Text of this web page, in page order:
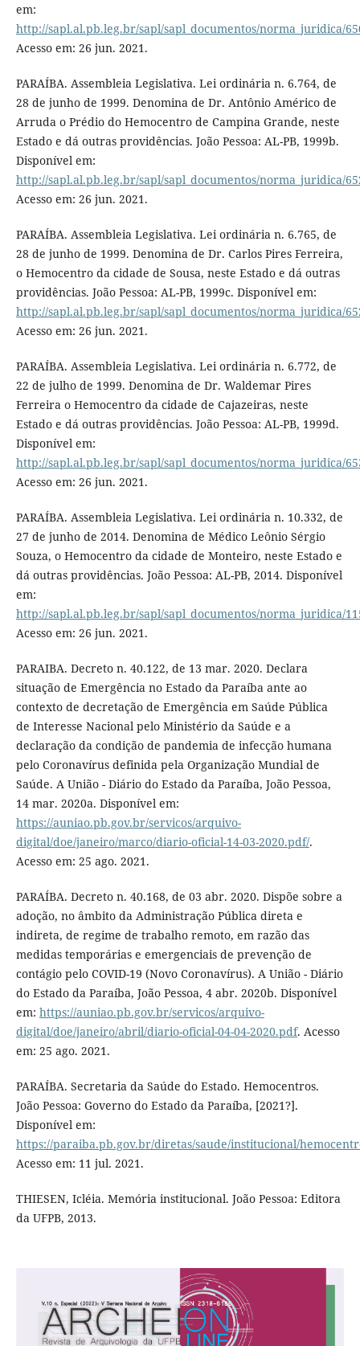
em:
http://sapl.al.pb.leg.br/sapl/sapl_documentos/norma_juridica/
Acesso em: 26 jun. 2021.
PARAÍBA. Assembleia Legislativa. Lei ordinária n. 6.764, de
28 de junho de 1999. Denomina de Dr. Antônio Américo de
Arruda o Prédio do Hemocentro de Campina Grande, neste
Estado e dá outras providências. João Pessoa: AL-PB, 1999b.
Disponível em:
http://sapl.al.pb.leg.br/sapl/sapl_documentos/norma_juridica/
Acesso em: 26 jun. 2021.
PARAÍBA. Assembleia Legislativa. Lei ordinária n. 6.765, de
28 de junho de 1999. Denomina de Dr. Carlos Pires Ferreira,
o Hemocentro da cidade de Sousa, neste Estado e dá outras
providências. João Pessoa: AL-PB, 1999c. Disponível em:
http://sapl.al.pb.leg.br/sapl/sapl_documentos/norma_juridica/
Acesso em: 26 jun. 2021.
PARAÍBA. Assembleia Legislativa. Lei ordinária n. 6.772, de
22 de julho de 1999. Denomina de Dr. Waldemar Pires
Ferreira o Hemocentro da cidade de Cajazeiras, neste
Estado e dá outras providências. João Pessoa: AL-PB, 1999d.
Disponível em:
http://sapl.al.pb.leg.br/sapl/sapl_documentos/norma_juridica/
Acesso em: 26 jun. 2021.
PARAÍBA. Assembleia Legislativa. Lei ordinária n. 10.332, de
27 de junho de 2014. Denomina de Médico Leônio Sérgio
Souza, o Hemocentro da cidade de Monteiro, neste Estado e
dá outras providências. João Pessoa: AL-PB, 2014. Disponível
em:
http://sapl.al.pb.leg.br/sapl/sapl_documentos/norma_juridica/
Acesso em: 26 jun. 2021.
PARAIBA. Decreto n. 40.122, de 13 mar. 2020. Declara
situação de Emergência no Estado da Paraíba ante ao
contexto de decretação de Emergência em Saúde Pública
de Interesse Nacional pelo Ministério da Saúde e a
declaração da condição de pandemia de infecção humana
pelo Coronavírus definida pela Organização Mundial de
Saúde. A União - Diário do Estado da Paraíba, João Pessoa,
14 mar. 2020a. Disponível em:
https://auniao.pb.gov.br/servicos/arquivo-
digital/doe/janeiro/marco/diario-oficial-14-03-2020.pdf/.
Acesso em: 25 ago. 2021.
PARAÍBA. Decreto n. 40.168, de 03 abr. 2020. Dispõe sobre a
adoção, no âmbito da Administração Pública direta e
indireta, de regime de trabalho remoto, em razão das
medidas temporárias e emergenciais de prevenção de
contágio pelo COVID-19 (Novo Coronavírus). A União - Diário
do Estado da Paraíba, João Pessoa, 4 abr. 2020b. Disponível
em: https://auniao.pb.gov.br/servicos/arquivo-
digital/doe/janeiro/abril/diario-oficial-04-04-2020.pdf. Acesso
em: 25 ago. 2021.
PARAÍBA. Secretaria da Saúde do Estado. Hemocentros.
João Pessoa: Governo do Estado da Paraíba, [2021?].
Disponível em:
https://paraiba.pb.gov.br/diretas/saude/institucional/
Acesso em: 11 jul. 2021.
THIESEN, Icléia. Memória institucional. João Pessoa: Editora
da UFPB, 2013.